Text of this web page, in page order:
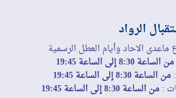
الرواد
ماعدى الاحاد وأيام العطل الرسمية
من الساعة 8:30 إلى الساعة 19:45
من الساعة 8:30 إلى الساعة 19:45
:من الساعة 8:30 إلى الساعة 19:45